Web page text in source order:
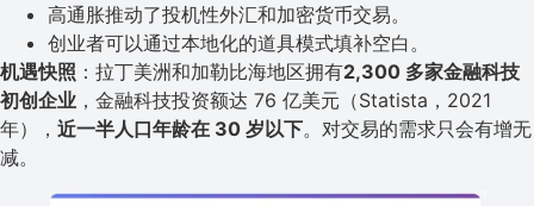
高通胀推动了投机性外汇和加密货币交易。
创业者可以通过本地化的道具模式填补空白。
机遇快照 ：拉丁美洲和加勒比海地区拥有2,300 多家金融科技
初创企业 ，金融科技投资额达 76 亿美元（Statista，2021
年）， 近一半人口年龄在 30 岁以下。对交易的需求只会有增无
减。